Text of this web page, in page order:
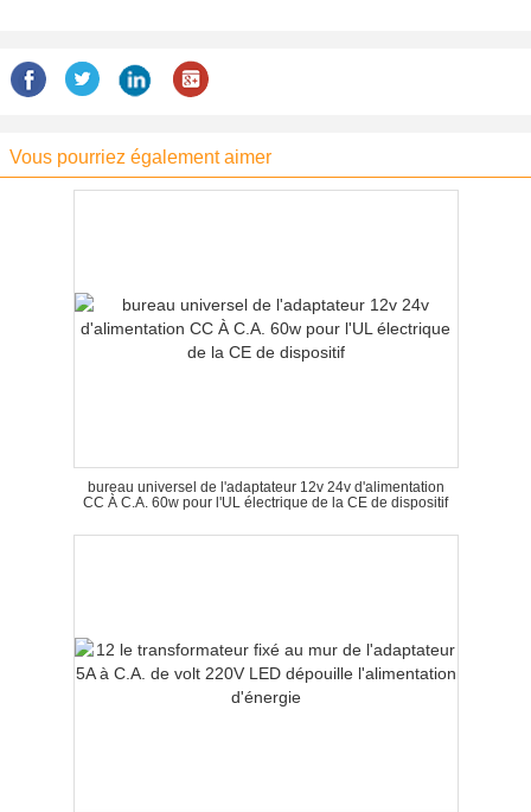
Vous pourriez également aimer
bureau universel de l'adaptateur 12v 24v d'alimentation
CC À C.A. 60w pour l'UL électrique de la CE de dispositif